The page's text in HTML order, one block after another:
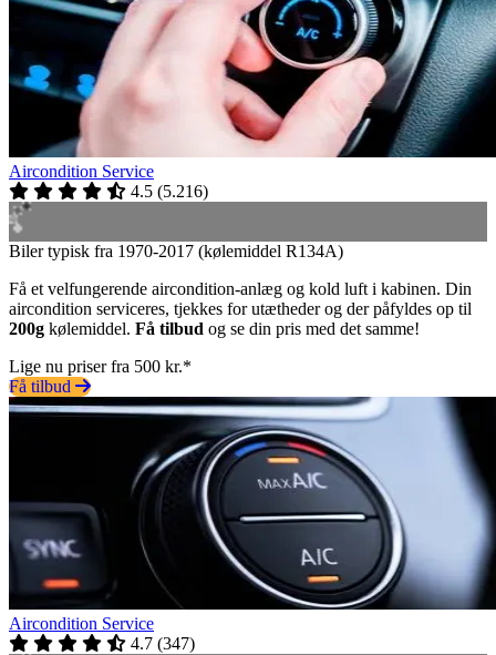
Aircondition Service
4.5 (5.216)
Biler typisk fra 1970-2017 (kølemiddel R134A)
Få et velfungerende aircondition-anlæg og kold luft i kabinen. Din
aircondition serviceres, tjekkes for utætheder og der påfyldes op til
200g kølemiddel. Få tilbud og se din pris med det samme!
Lige nu priser fra 500 kr.*
Få tilbud
Aircondition Service
4.7 (347)